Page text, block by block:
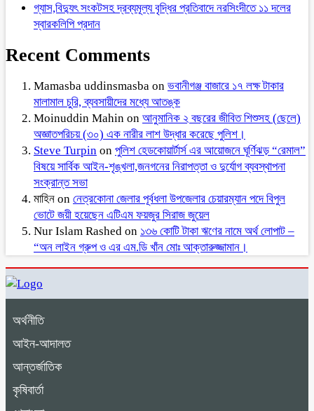
গ্যাস,বিদ্যুৎ সংকটসহ দ্রব্যমূল্য বৃদ্ধির প্রতিবাদে নরসিংদীতে ১১ দলের
স্বারকলিপি প্রদান
Recent Comments
Mamasba uddinsmasba on ভবানীগঞ্জ বাজারে ১৭ লক্ষ টাকার
মালামাল চুরি, ব্যবসায়ীদের মধ্যে আতঙ্ক
Moinuddin Mahin on আনুমানিক ২ বছরের জীবিত শিশুসহ (ছেলে)
অজ্ঞাতপরিচয় (৩০) এক নারীর লাশ উদ্ধার করেছে পুলিশ।
Steve Turpin on পুলিশ হেডকোয়ার্টার্স এর আয়োজনে ঘূর্ণিঝড় “রেমাল”
বিষয়ে সার্বিক আইন-শৃঙ্খলা,জনগনের নিরাপত্তা ও দুর্যোগ ব্যবস্থাপনা
সংক্রান্ত সভা
মাহিন on নেত্রকোনা জেলার পূর্বধলা উপজেলার চেয়ারম্যান পদে বিপুল
ভোটে জয়ী হয়েছেন এটিএম ফয়জুর সিরাজ জুয়েল
Nur Islam Rashed on ১৩৬ কোটি টাকা ঋণের নামে অর্থ লোপাট –
“অন লাইন গ্রুপ ও এর এম.ডি খাঁন মোঃ আক্তারুজ্জামান।
অর্থনীতি
আইন-আদালত
আন্তর্জাতিক
কৃষিবার্তা